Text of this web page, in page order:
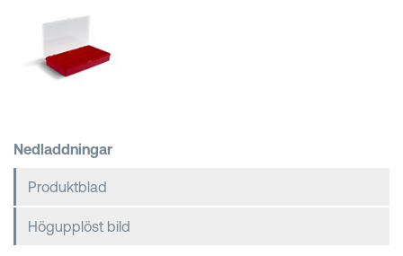
Nedladdningar
Produktblad
Högupplöst bild